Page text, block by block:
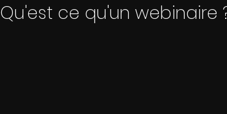
Qu'est ce qu'un webinaire